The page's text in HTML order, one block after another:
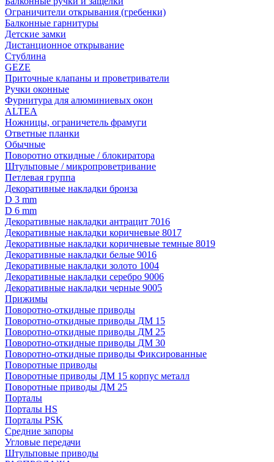
Ограничители открывания (гребенки)
Балконные гарнитуры
Детские замки
Дистанционное открывание
Стублина
GEZE
Приточные клапаны и проветриватели
Ручки оконные
Фурнитура для алюминиевых окон
ALTEA
Ножницы, ограничетель фрамуги
Ответные планки
Обычные
Поворотно откидные / блокиратора
Штульповые / микропроветривание
Петлевая группа
Декоративные накладки бронза
D 3 mm
D 6 mm
Декоративные накладки антрацит 7016
Декоративные накладки коричневые 8017
Декоративные накладки коричневые темные 8019
Декоративные накладки белые 9016
Декоративные накладки золото 1004
Декоративные накладки серебро 9006
Декоративные накладки черные 9005
Прижимы
Поворотно-откидные приводы
Поворотно-откидные приводы ДМ 15
Поворотно-откидные приводы ДМ 25
Поворотно-откидные приводы ДМ 30
Поворотно-откидные приводы Фиксированные
Поворотные приводы
Поворотные приводы ДМ 15 корпус металл
Поворотные приводы ДМ 25
Порталы
Порталы HS
Порталы PSK
Средние запоры
Угловые передачи
Штульповые приводы